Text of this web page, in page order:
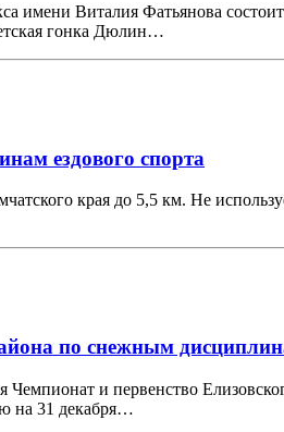
имени Виталия Фатьянова
гонка Дюлин…
ездового спорта
края до 5,5 км. Не
по снежным
и первенство
на 31 декабря…